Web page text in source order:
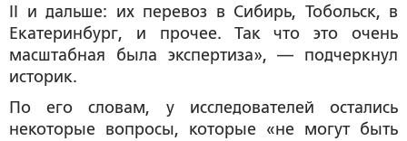
II и дальше: их перевоз в Сибирь, Тобольск, в
Екатеринбург, и прочее. Так что это очень
масштабная была экспертиза», — подчеркнул
историк.
По его словам, у исследователей остались
некоторые вопросы, которые «не могут быть